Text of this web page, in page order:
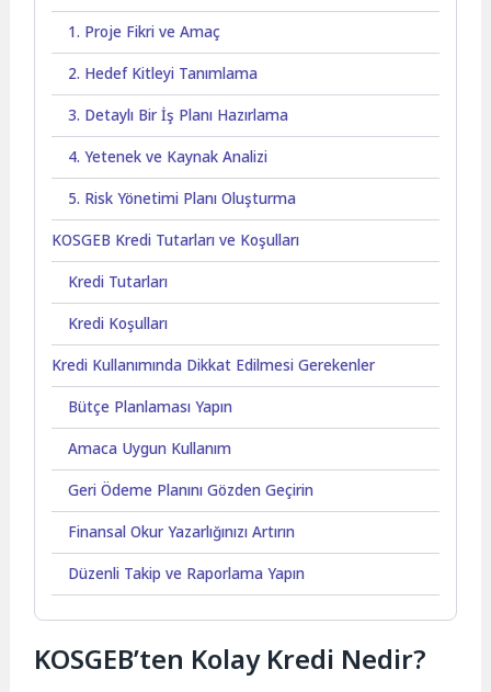
1. Proje Fikri ve Amaç
2. Hedef Kitleyi Tanımlama
3. Detaylı Bir İş Planı Hazırlama
4. Yetenek ve Kaynak Analizi
5. Risk Yönetimi Planı Oluşturma
KOSGEB Kredi Tutarları ve Koşulları
Kredi Tutarları
Kredi Koşulları
Kredi Kullanımında Dikkat Edilmesi Gerekenler
Bütçe Planlaması Yapın
Amaca Uygun Kullanım
Geri Ödeme Planını Gözden Geçirin
Finansal Okur Yazarlığınızı Artırın
Düzenli Takip ve Raporlama Yapın
KOSGEB’ten Kolay Kredi Nedir?